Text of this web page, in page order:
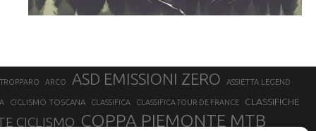
ARCO ASD EMISSIONI ZERO ASSIETTA LEGEND
CICLISMO TOSCANA CLASSIFICA CLASSIFICA TOUR DE FRANCE CLASSIFICHE
CICLISMO COPPA PIEMONTE MTB